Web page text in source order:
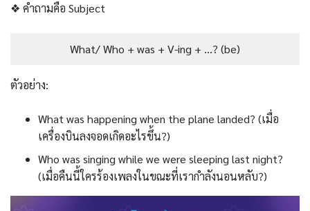
❖ คำถามคือ Subject
What/ Who + was + V-ing + …? (be)
ตัวอย่าง:
What was happening when the plane landed? (เมื่อ
เครื่องบินลงจอดเกิดอะไรขึ้น?)
Who was singing while we were sleeping last night?
(เมื่อคืนนี้ใครร้องเพลงในขณะที่เรากำลังนอนหลับ?)